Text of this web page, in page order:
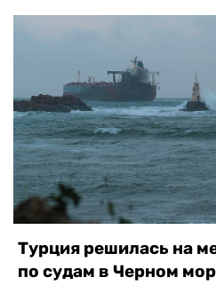
Турция решилась на
по судам в Черном